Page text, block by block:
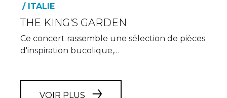
/ ITALIE
THE KING'S GARDEN
Ce concert rassemble une sélection de pièces
d'inspiration bucolique,…
VOIR PLUS